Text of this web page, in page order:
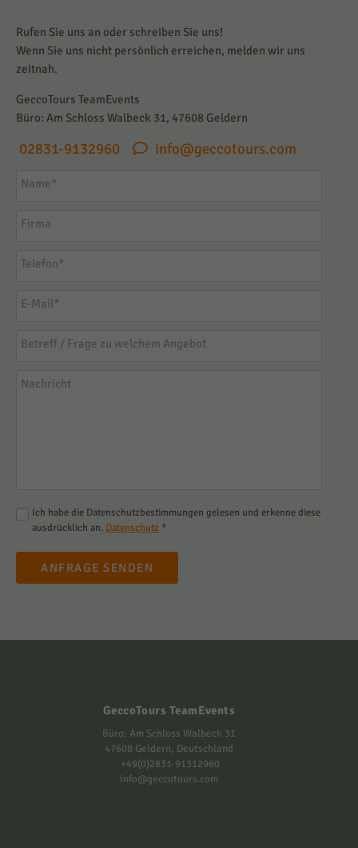
Name*
Firma
Telefon*
E-Mail*
Betreff / Frage zu welchem Angebot
Nachricht
Ich habe die Datenschutzbestimmungen gelesen und erkenne diese
ausdrücklich an. Datenschutz *
ANFRAGE SENDEN
Rufen Sie uns an oder schreiben Sie uns!
Wenn Sie uns nicht persönlich erreichen, melden wir uns
zeitnah.
GeccoTours TeamEvents
Büro: Am Schloss Walbeck 31, 47608 Geldern
02831-9132960 info@geccotours.com
GeccoTours TeamEvents
Büro: Am Schloss Walbeck 31
47608 Geldern, Deutschland
+49(0)2831-91312960
info@geccotours.com